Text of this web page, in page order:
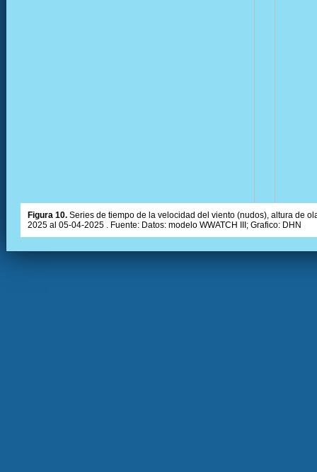
Figura 10. Series de tiempo de la velocidad del viento (nudos), altura de
2025 al 05-04-2025 . Fuente: Datos: modelo WWATCH III; Grafico: DHN